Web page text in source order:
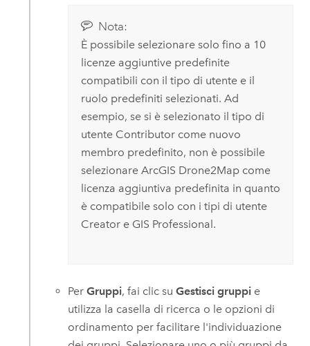
Nota:
È possibile selezionare solo fino a 10
licenze aggiuntive predefinite
compatibili con il tipo di utente e il
ruolo predefiniti selezionati. Ad
esempio, se si è selezionato il tipo di
utente Contributorcome nuovo
membro predefinito, non è possibile
selezionare ArcGIS Drone2Mapcome
licenza aggiuntiva predefinita in quanto
è compatibile solo con i tipi di utente
Creatore GIS Professional.
PerGruppi, fai clic suGestisci gruppi e
utilizza la casella di ricerca o le opzioni di
ordinamento per facilitare l'individuazione